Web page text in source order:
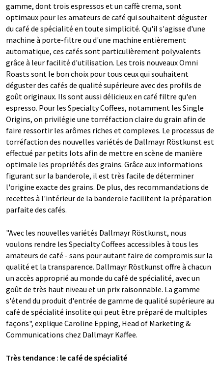
gamme, dont trois espressos et un caffè crema, sont
optimaux pour les amateurs de café qui souhaitent déguster
du café de spécialité en toute simplicité. Qu'il s'agisse d'une
machine à porte-filtre ou d'une machine entièrement
automatique, ces cafés sont particulièrement polyvalents
grâce à leur facilité d'utilisation. Les trois nouveaux Omni
Roasts sont le bon choix pour tous ceux qui souhaitent
déguster des cafés de qualité supérieure avec des profils de
goût originaux. Ils sont aussi délicieux en café filtre qu'en
espresso. Pour les Specialty Coffees, notamment les Single
Origins, on privilégie une torréfaction claire du grain afin de
faire ressortir les arômes riches et complexes. Le processus de
torréfaction des nouvelles variétés de Dallmayr Röstkunst est
effectué par petits lots afin de mettre en scène de manière
optimale les propriétés des grains. Grâce aux informations
figurant sur la banderole, il est très facile de déterminer
l'origine exacte des grains. De plus, des recommandations de
recettes à l'intérieur de la banderole facilitent la préparation
parfaite des cafés.
"Avec les nouvelles variétés Dallmayr Röstkunst, nous
voulons rendre les Specialty Coffees accessibles à tous les
amateurs de café - sans pour autant faire de compromis sur la
qualité et la transparence. Dallmayr Röstkunst offre à chacun
un accès approprié au monde du café de spécialité, avec un
goût de très haut niveau et un prix raisonnable. La gamme
s'étend du produit d'entrée de gamme de qualité supérieure au
café de spécialité insolite qui peut être préparé de multiples
façons", explique Caroline Epping, Head of Marketing &
Communications chez Dallmayr Kaffee.
Très tendance : le café de spécialité